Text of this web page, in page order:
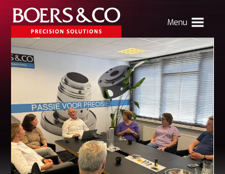
Menu
HOME
BOERS & CO
MACHINING
MECHATRONICS
SHEET METAL
PRODUCTS